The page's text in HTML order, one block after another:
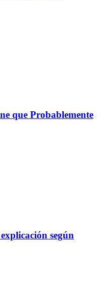
que Probablemente
según